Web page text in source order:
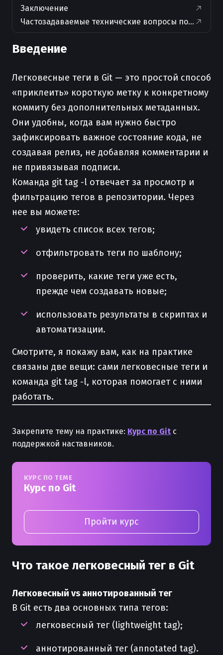
Заключение
Частозадаваемые технические вопросы по теме
Введение
Легковесные теги в Git — это простой способ
«приклеить» короткую метку к конкретному
коммиту без дополнительных метаданных.
Они удобны, когда вам нужно быстро
зафиксировать важное состояние кода, не
создавая релиз, не добавляя комментарии и
не привязывая подписи.
Команда git tag -l отвечает за просмотр и
фильтрацию тегов в репозитории. Через
нее вы можете:
увидеть список всех тегов;
отфильтровать теги по шаблону;
проверить, какие теги уже есть,
прежде чем создавать новые;
использовать результаты в скриптах и
автоматизации.
Смотрите, я покажу вам, как на практике
связаны две вещи: сами легковесные теги и
команда git tag -l, которая помогает с ними
работать.
Закрепите тему на практике: Курс по Git с
поддержкой наставников.
КУРС ПО ТЕМЕ
Курс по Git
Пройти курс
Что такое легковесный тег в Git
Легковесный vs аннотированный тег
В Git есть два основных типа тегов:
легковесный тег (lightweight tag);
аннотированный тег (annotated tag).